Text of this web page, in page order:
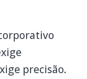
precisão.